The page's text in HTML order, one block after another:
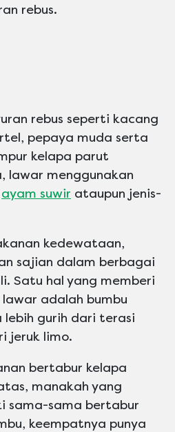
rebus.
rebus seperti kacang
pepaya muda serta
kelapa parut
lawar menggunakan
ayam suwir ataupun jenis-
kedewataan,
sajian dalam berbagai
Satu hal yang memberi
adalah bumbu
gurih dari terasi
jeruk limo.
bertabur kelapa
manakah yang
sama-sama bertabur
keempatnya punya